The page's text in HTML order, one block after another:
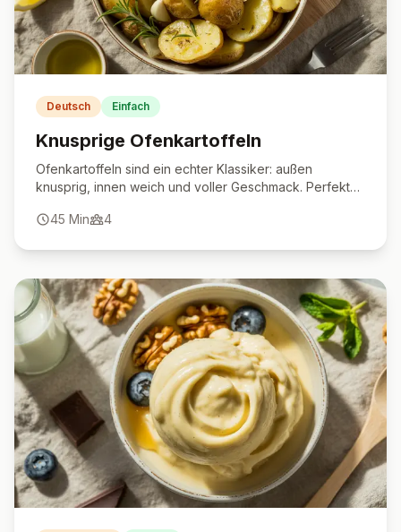
Deutsch Einfach
Knusprige Ofenkartoffeln
Ofenkartoffeln sind ein echter Klassiker: außen
knusprig, innen weich und voller Geschmack. Perfekt
45 Min 4